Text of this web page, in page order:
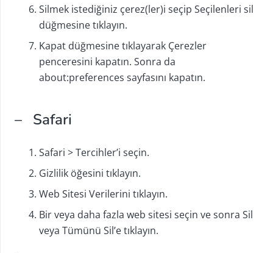
Silmek istediğiniz çerez(ler)i seçip Seçilenleri sil
düğmesine tıklayın.
Kapat düğmesine tıklayarak Çerezler
penceresini kapatın. Sonra da
about:preferences sayfasını kapatın.
– Safari
Safari > Tercihler’i seçin.
Gizlilik öğesini tıklayın.
Web Sitesi Verilerini tıklayın.
Bir veya daha fazla web sitesi seçin ve sonra Sil
veya Tümünü Sil’e tıklayın.